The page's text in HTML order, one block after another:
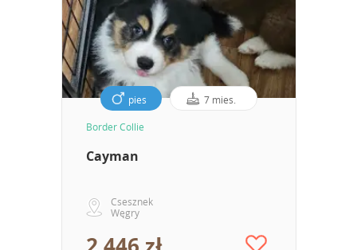
pies 7 mies.
Border Collie
Cayman
Csesznek
Węgry